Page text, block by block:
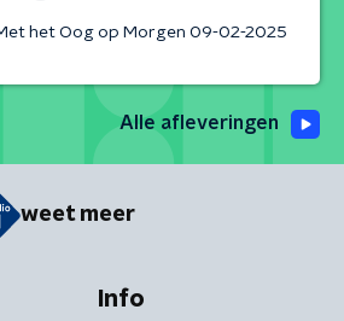
het Oog op Morgen 09-02-2025
Alle afleveringen
weet meer
Info